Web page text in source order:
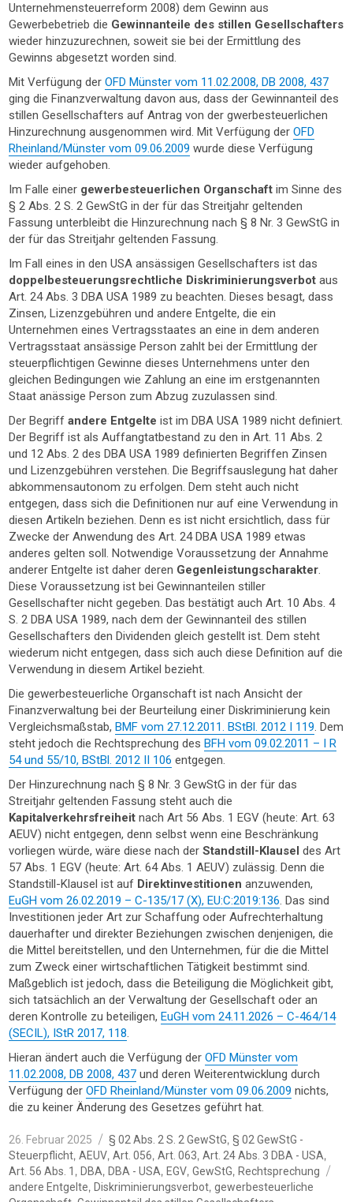
Unternehmensteuerreform 2008) dem Gewinn aus
Gewerbebetrieb die Gewinnanteile des stillen Gesellschafters
wieder hinzuzurechnen, soweit sie bei der Ermittlung des
Gewinns abgesetzt worden sind.
Mit Verfügung derOFD Münster vom 11.02.2008, DB 2008, 437
ging die Finanzverwaltung davon aus, dass der Gewinnanteil des
stillen Gesellschafters auf Antrag von der gwerbesteuerlichen
Hinzurechnung ausgenommen wird. Mit Verfügung derOFD
Rheinland/Münster vom 09.06.2009 wurde diese Verfügung
wieder aufgehoben.
Im Falle einer gewerbesteuerlichen Organschaft im Sinne des
§ 2 Abs. 2 S. 2 GewStG in der für das Streitjahr geltenden
Fassung unterbleibt die Hinzurechnung nach § 8 Nr. 3 GewStG in
der für das Streitjahr geltenden Fassung.
Im Fall eines in den USA ansässigen Gesellschafters ist das
doppelbesteuerungsrechtliche Diskriminierungsverbotaus
Art. 24 Abs. 3 DBA USA 1989 zu beachten. Dieses besagt, dass
Zinsen, Lizenzgebühren und andere Entgelte, die ein
Unternehmen eines Vertragsstaates an eine in dem anderen
Vertragsstaat ansässige Person zahlt bei der Ermittlung der
steuerpflichtigen Gewinne dieses Unternehmens unter den
gleichen Bedingungen wie Zahlung an eine im erstgenannten
Staat anässige Person zum Abzug zuzulassen sind.
Der Begriffandere Entgelte ist im DBA USA 1989 nicht definiert.
Der Begriff ist als Auffangtatbestand zu den in Art. 11 Abs. 2
und 12 Abs. 2 des DBA USA 1989 definierten Begriffen Zinsen
und Lizenzgebühren verstehen. Die Begriffsauslegung hat daher
abkommensautonom zu erfolgen. Dem steht auch nicht
entgegen, dass sich die Definitionen nur auf eine Verwendung in
diesen Artikeln beziehen. Denn es ist nicht ersichtlich, dass für
Zwecke der Anwendung des Art. 24 DBA USA 1989 etwas
anderes gelten soll. Notwendige Voraussetzung der Annahme
anderer Entgelte ist daher deren Gegenleistungscharakter.
Diese Voraussetzung ist bei Gewinnanteilen stiller
Gesellschafter nicht gegeben. Das bestätigt auch Art. 10 Abs. 4
S. 2 DBA USA 1989, nach dem der Gewinnanteil des stillen
Gesellschafters den Dividenden gleich gestellt ist. Dem steht
wiederum nicht entgegen, dass sich auch diese Definition auf die
Verwendung in diesem Artikel bezieht.
Die gewerbesteuerliche Organschaft ist nach Ansicht der
Finanzverwaltung bei der Beurteilung einer Diskriminierung kein
Vergleichsmaßstab,BMF vom 27.12.2011. BStBl. 2012 I 119. Dem
steht jedoch die Rechtsprechung desBFH vom 09.02.2011 – I R
54 und 55/10, BStBl. 2012 II 106 entgegen.
Der Hinzurechnung nach § 8 Nr. 3 GewStG in der für das
Streitjahr geltenden Fassung steht auch die
Kapitalverkehrsfreiheitnach Art 56 Abs. 1 EGV (heute: Art. 63
AEUV) nicht entgegen, denn selbst wenn eine Beschränkung
vorliegen würde, wäre diese nach derStandstill-Klausel des Art
57 Abs. 1 EGV (heute: Art. 64 Abs. 1 AEUV) zulässig. Denn die
Standstill-Klausel ist auf Direktinvestitionenanzuwenden,
EuGH vom 26.02.2019 – C-135/17 (X), EU:C:2019:136. Das sind
Investitionen jeder Art zur Schaffung oder Aufrechterhaltung
dauerhafter und direkter Beziehungen zwischen denjenigen, die
die Mittel bereitstellen, und den Unternehmen, für die die Mittel
zum Zweck einer wirtschaftlichen Tätigkeit bestimmt sind.
Maßgeblich ist jedoch, dass die Beteiligung die Möglichkeit gibt,
sich tatsächlich an der Verwaltung der Gesellschaft oder an
deren Kontrolle zu beteiligen,EuGH vom 24.11.2026 – C-464/14
(SECIL), IStR 2017, 118.
Hieran ändert auch die Verfügung derOFD Münster vom
11.02.2008, DB 2008, 437 und deren Weiterentwicklung durch
Verfügung derOFD Rheinland/Münster vom 09.06.2009 nichts,
die zu keiner Änderung des Gesetzes geführt hat.
Veröffentlicht
am
26. Februar 2025 Kategorien
§ 02 Abs. 2 S. 2 GewStG,§ 02 GewStG -
Steuerpflicht,AEUV,Art. 056,Art. 063,Art. 24 Abs. 3 DBA - USA,
Art. 56 Abs. 1 ,DBA,DBA - USA,EGV,GewStG,Rechtsprechung
andere Entgelte,Diskriminierungsverbot,gewerbesteuerliche